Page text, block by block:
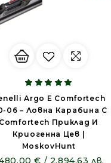
Argo E Comfortech
06 – Ловна Карабина С
Comfortech Приклад И
Криогенна Цев |
MoskovHunt
€ / 2,894.63 лв.